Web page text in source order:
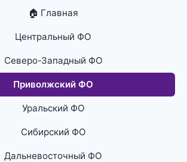
🏠 Главная
Центральный ФО
Северо-Западный ФО
Приволжский ФО
Уральский ФО
Сибирский ФО
Дальневосточный ФО